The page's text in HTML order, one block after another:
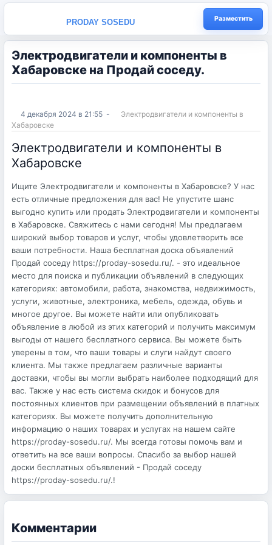
PRODAY SOSEDU Разместить
Электродвигатели и компоненты в
Хабаровске на Продай соседу.
4 декабря 2024 в 21:55 -
Электродвигатели и компоненты в
Хабаровске
Электродвигатели и компоненты в
Хабаровске
Ищите Электродвигатели и компоненты в Хабаровске? У нас
есть отличные предложения для вас! Не упустите шанс
выгодно купить или продать Электродвигатели и компоненты
в Хабаровске. Свяжитесь с нами сегодня! Мы предлагаем
широкий выбор товаров и услуг, чтобы удовлетворить все
ваши потребности. Наша бесплатная доска объявлений
Продай соседу https://proday-sosedu.ru/. - это идеальное
место для поиска и публикации объявлений в следующих
категориях: автомобили, работа, знакомства, недвижимость,
услуги, животные, электроника, мебель, одежда, обувь и
многое другое. Вы можете найти или опубликовать
объявление в любой из этих категорий и получить максимум
выгоды от нашего бесплатного сервиса. Вы можете быть
уверены в том, что ваши товары и слуги найдут своего
клиента. Мы также предлагаем различные варианты
доставки, чтобы вы могли выбрать наиболее подходящий для
вас. Также у нас есть система скидок и бонусов для
постоянных клиентов при размещении объявлений в платных
категориях. Вы можете получить дополнительную
информацию о наших товарах и услугах на нашем сайте
https://proday-sosedu.ru/. Мы всегда готовы помочь вам и
ответить на все ваши вопросы. Спасибо за выбор нашей
доски бесплатных объявлений - Продай соседу
https://proday-sosedu.ru/.!
Комментарии